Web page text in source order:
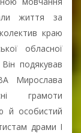
життя за
краю
обласної
Він подякував
Мирослава
грамоти
й особистий
драми І